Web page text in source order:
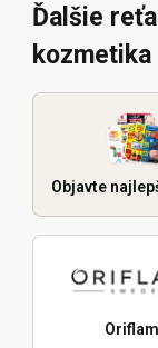
Ďalšie
kozmetika
Objavte